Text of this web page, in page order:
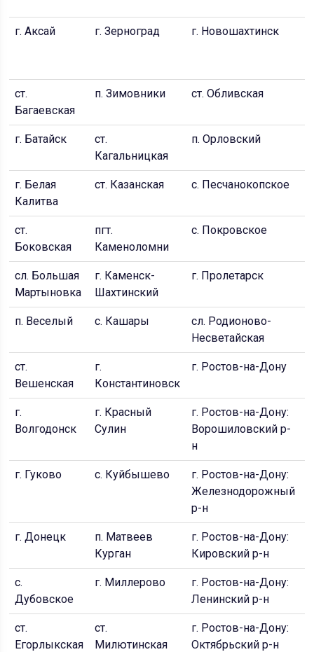
г. Аксай г. Зерноград г. Новошахтинск
ст.
Багаевская
п. Зимовники ст. Обливская
г. Батайск
ст.
Кагальницкая
п. Орловский
г. Белая
Калитва
ст. Казанская с. Песчанокопское
ст.
Боковская
пгт.
Каменоломни
с. Покровское
сл. Большая
Мартыновка
г. Каменск-
Шахтинский
г. Пролетарск
п. Веселый с. Кашары
сл. Родионово-
Несветайская
ст.
Вешенская
г.
Константиновск
г. Ростов-на-Дону
г.
Волгодонск
г. Красный
Сулин
г. Ростов-на-Дону:
Ворошиловский р-
н
г. Гуково с. Куйбышево
г. Ростов-на-Дону:
Железнодорожный
р-н
г. Донецк
п. Матвеев
Курган
г. Ростов-на-Дону:
Кировский р-н
с.
Дубовское
г. Миллерово
г. Ростов-на-Дону:
Ленинский р-н
ст.
Егорлыкская
ст.
Милютинская
г. Ростов-на-Дону:
Октябрьский р-н